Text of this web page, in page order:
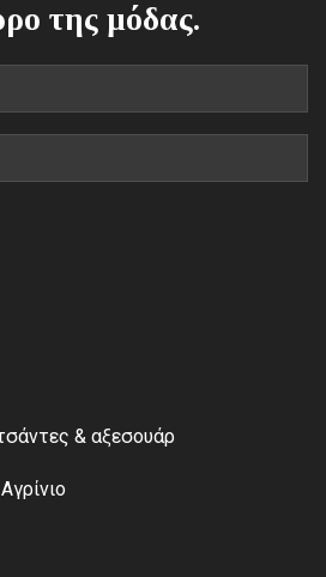
της μόδας.
& αξεσουάρ